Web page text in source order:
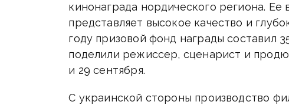
кинонаграда нордического региона.
представляет высокое качество и
году призовой фонд награды составил
поделили режиссер, сценарист и
и 29 сентября.
С украинской стороны производство